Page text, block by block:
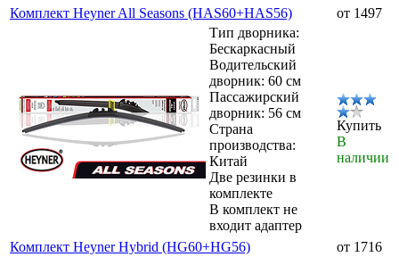
Комплект Heyner All Seasons (HAS60+HAS56)
от 1497
Тип дворника:
Бескаркасный
Водительский
дворник: 60 см
Пассажирский
дворник: 56 см
Страна
производства:
Китай
Две резинки в
комплекте
В комплект не
входит адаптер
Купить
В
наличии
Комплект Heyner Hybrid (HG60+HG56)
от 1716